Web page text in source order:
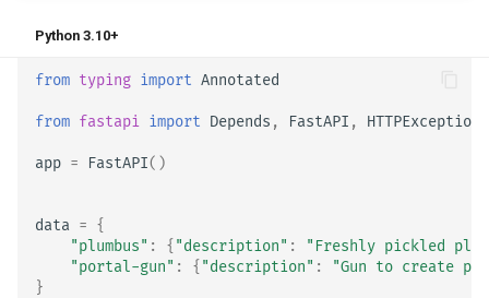
Python 3.10+
from typing import Annotated
from fastapi import Depends , FastAPI , HTTPException
app = FastAPI()
data = {
"plumbus" : { "description" :
"Freshly pickled
"portal-gun" : { "description" :
"Gun to create
}